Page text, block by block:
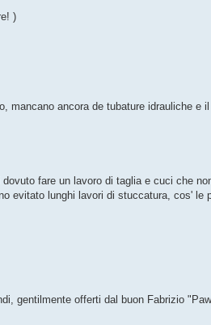
)
mancano ancora de tubature idrauliche
fare un lavoro di taglia e cuci che
evitato lunghi lavori di stuccatura, cos'
gentilmente offerti dal buon Fabrizio